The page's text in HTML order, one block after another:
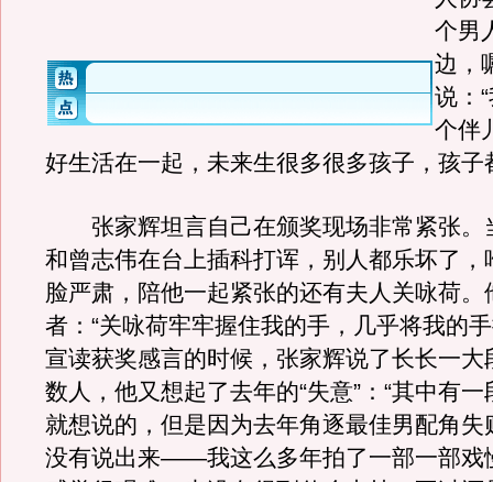
个男
边，
说：
个伴
好生活在一起，未来生很多很多孩子，孩子
张家辉坦言自己在颁奖现场非常紧张。
和曾志伟在台上插科打诨，别人都乐坏了，
脸严肃，陪他一起紧张的还有夫人关咏荷。
者：“关咏荷牢牢握住我的手，几乎将我的
宣读获奖感言的时候，张家辉说了长长一大
数人，他又想起了去年的“失意”：“其中有
就想说的，但是因为去年角逐最佳男配角失
没有说出来——我这么多年拍了一部一部戏